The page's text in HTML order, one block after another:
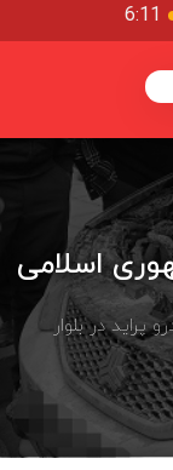
6:11
اسلامی
در بلوار